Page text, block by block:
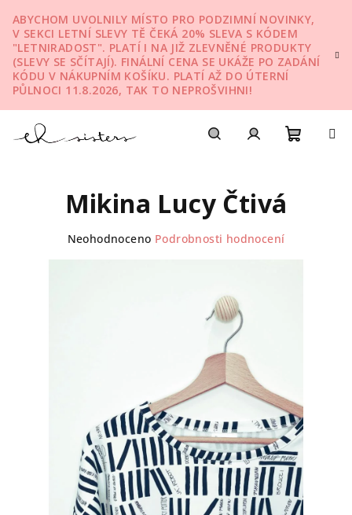
na
obsah
ABYCHOM UVOLNILY MÍSTO PRO PODZIMNÍ NOVINKY,
V SEKCI LETNÍ SLEVY TĚ ČEKÁ 20% SLEVA S KÓDEM
"LETNIRADOST". PLATÍ I NA JIŽ ZLEVNĚNÉ PRODUKTY
(SLEVY SE SČÍTAJÍ). FINÁLNÍ CENA SE UKÁŽE PO ZADÁNÍ
KÓDU V NÁKUPNÍM KOŠÍKU. PLATÍ AŽ DO ÚTERNÍ
PŮLNOCI 11.8.2026, TAK TO NEPROŠVIHNI!
Mikina Lucy Čtivá
Neohodnoceno Podrobnosti hodnocení